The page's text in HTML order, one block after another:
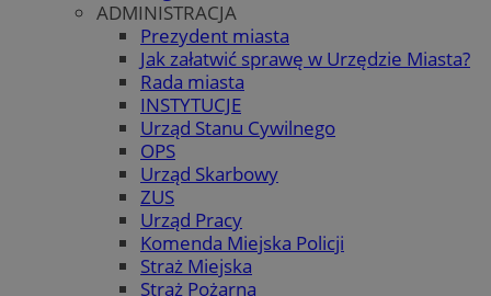
ADMINISTRACJA
Prezydent miasta
Jak załatwić sprawę w Urzędzie Miasta?
Rada miasta
INSTYTUCJE
Urząd Stanu Cywilnego
OPS
Urząd Skarbowy
ZUS
Urząd Pracy
Komenda Miejska Policji
Straż Miejska
Straż Pożarna